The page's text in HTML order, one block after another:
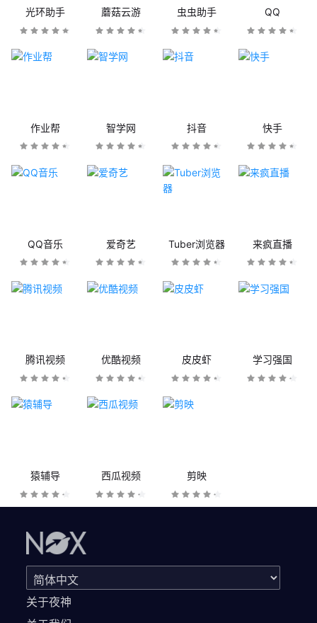
光环助手 蘑菇云游 虫虫助手 QQ
作业帮 智学网 抖音 快手
QQ音乐 爱奇艺 Tuber浏览器 来疯直播
腾讯视频 优酷视频 皮皮虾 学习强国
猿辅导 西瓜视频 剪映
关于夜神